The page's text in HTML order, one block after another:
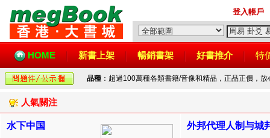
登入帳戶
HOME 新書上架 暢銷書架 好書推介 特
品種 ：超過100萬種各類書籍/音像和精品，正品正價，
人氣關注
水下中国 外邦代理人制与城